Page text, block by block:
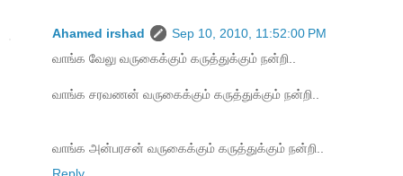
Ahamed irshad
Sep 10, 2010, 11:52:00 PM
வாங்க வேலு வருகைக்கும் கருத்துக்கும் நன்றி..
வாங்க சரவணன் வருகைக்கும் கருத்துக்கும் நன்றி..
வாங்க அன்பரசன் வருகைக்கும் கருத்துக்கும் நன்றி..